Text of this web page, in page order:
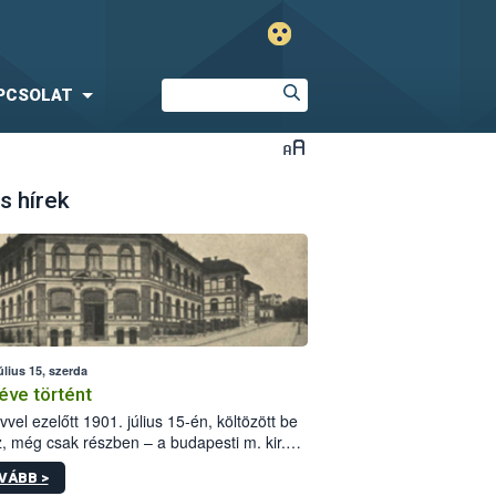
hírek
15, szerda
történt
ezelőtt 1901. július 15-én, költözött be
még csak részben – a budapesti m. kir.
állomás a Kis Rókus utca
alatti, Czigler Győző által tervezett új
>